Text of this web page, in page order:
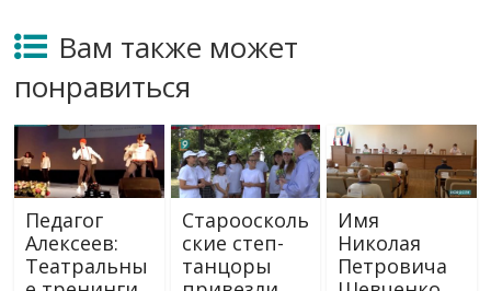
Вам также может
понравиться
Педагог
Алексеев:
Театральны
Староосколь
ские степ-
танцоры
Имя
Николая
Петровича